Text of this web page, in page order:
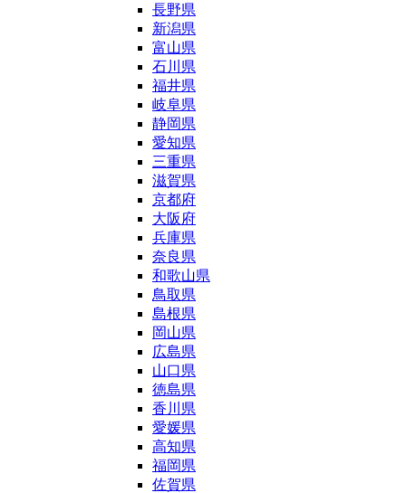
長野県
新潟県
富山県
石川県
福井県
岐阜県
静岡県
愛知県
三重県
滋賀県
京都府
大阪府
兵庫県
奈良県
和歌山県
鳥取県
島根県
岡山県
広島県
山口県
徳島県
香川県
愛媛県
高知県
福岡県
佐賀県